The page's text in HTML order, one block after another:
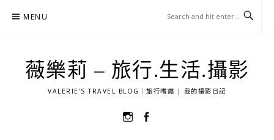
MENU
薇樂莉 – 旅行.生活.攝影
VALERIE'S TRAVEL BLOG｜旅行嗜癮 | 我的攝影日記
選